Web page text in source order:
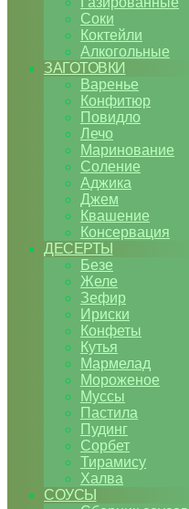
Соки
Коктейли
Алкогольные
ЗАГОТОВКИ
Варенье
Конфитюр
Повидло
Лечо
Маринование
Соление
Аджика
Джем
Квашение
Консервация
ДЕСЕРТЫ
Безе
Желе
Зефир
Ириски
Конфеты
Кутья
Мармелад
Мороженое
Муссы
Пастила
Пудинг
Сорбет
Тирамису
Халва
СОУСЫ